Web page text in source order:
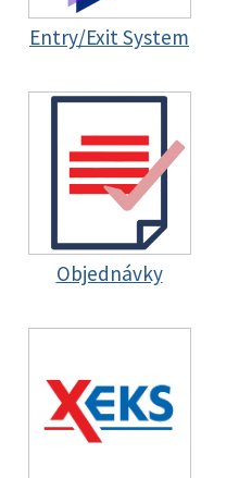
Entry/Exit System
Objednávky